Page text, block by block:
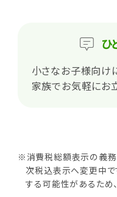
ひ
小さなお子様向け
家族でお気軽にお
※消費税総額表示の義務
次税込表示へ変更中で
する可能性があるため